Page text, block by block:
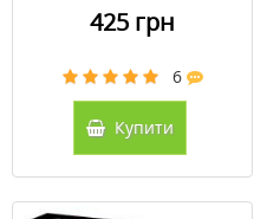
425 грн
6
Купити